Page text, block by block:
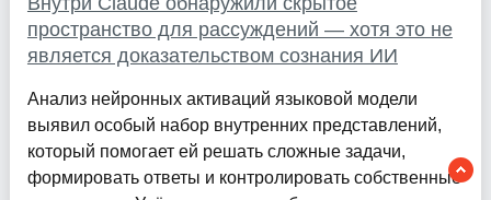
пространство для рассуждений — хотя это не
является доказательством сознания ИИ
Анализ нейронных активаций языковой модели
выявил особый набор внутренних представлений,
который помогает ей решать сложные задачи,
формировать ответы и контролировать собственные